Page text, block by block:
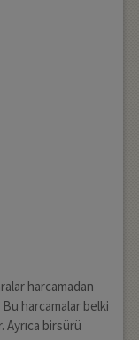
harcamadan
harcamalar belki
Ayrıca birsürü